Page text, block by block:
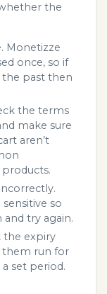
the
Monetizze
once, so if
the past then
the terms
make sure
aren’t
products.
so
try again.
the expiry
them run for
set period.